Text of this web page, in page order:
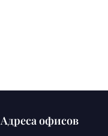
Адреса офисов